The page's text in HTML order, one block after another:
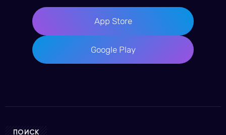
App Store
Google Play
ПОИСК